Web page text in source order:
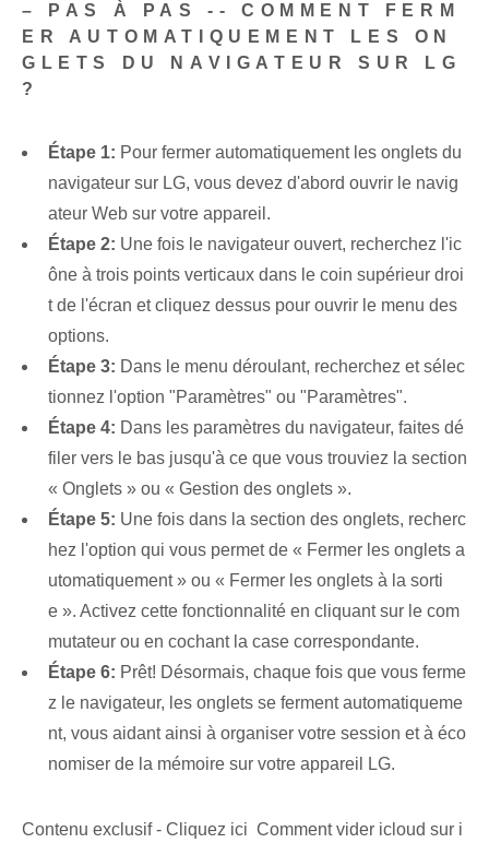
– PAS À PAS -- COMMENT FERM
ER AUTOMATIQUEMENT LES ON
GLETS DU NAVIGATEUR SUR LG
?
Étape 1: Pour fermer automatiquement les onglets du
navigateur sur LG, vous devez d'abord ouvrir le navig
ateur Web sur votre appareil.
Étape 2: Une fois le navigateur ouvert, recherchez l'ic
ône à trois points verticaux dans le coin supérieur droi
t de l'écran et cliquez dessus pour ouvrir le menu des
options.
Étape 3: Dans le menu déroulant, recherchez et sélec
tionnez l'option "Paramètres" ou "Paramètres".
Étape 4: Dans les paramètres du navigateur, faites dé
filer vers le bas jusqu'à ce que vous trouviez la section
« Onglets » ou « Gestion des onglets ».
Étape 5: Une fois dans la section des onglets, recherc
hez l'option qui vous permet de « Fermer les onglets a
utomatiquement » ou « Fermer les onglets à la sorti
e ». Activez cette fonctionnalité en cliquant sur le com
mutateur ou en cochant la case correspondante.
Étape 6: Prêt! Désormais, chaque fois que vous ferme
z le navigateur, les onglets se ferment automatiqueme
nt, vous aidant ainsi à organiser votre session et à éco
nomiser de la mémoire sur votre appareil LG.
Contenu exclusif - Cliquez ici Comment vider icloud sur i